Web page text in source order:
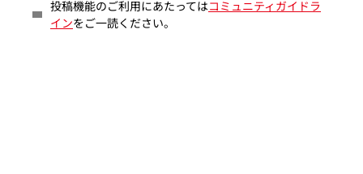
投稿機能のご利用にあたってはコミュニティガイドラ
インをご一読ください。